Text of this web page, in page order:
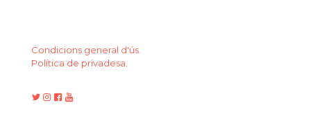
Condicions general d'ús.
Política de privadesa.